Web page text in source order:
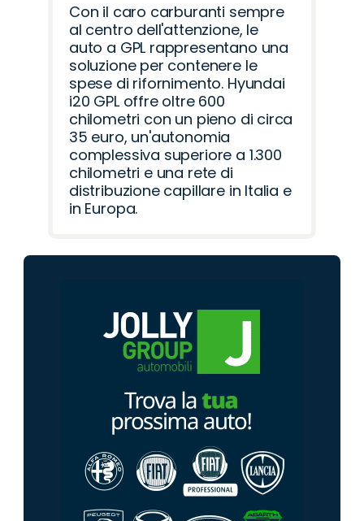
Con il caro carburanti sempre
al centro dell'attenzione, le
auto a GPL rappresentano una
soluzione per contenere le
spese di rifornimento. Hyundai
i20 GPL offre oltre 600
chilometri con un pieno di circa
35 euro, un'autonomia
complessiva superiore a 1.300
chilometri e una rete di
distribuzione capillare in Italia e
in Europa.